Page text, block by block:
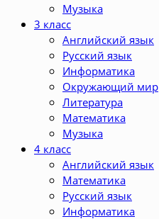
Музыка
3 класс
Английский язык
Русский язык
Информатика
Окружающий мир
Литература
Математика
Музыка
4 класс
Английский язык
Математика
Русский язык
Информатика